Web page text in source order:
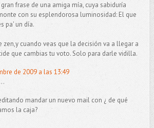
frase de una amiga mía, cuya sabiduría
con su esplendorosa luminosidad: El que
pa' un día.
zen,y cuando veas que la decisión va a llegar a
que cambias tu voto. Solo para darle vidilla.
de 2009 a las 13:49
mandar un nuevo mail con ¿ de qué
la caja?